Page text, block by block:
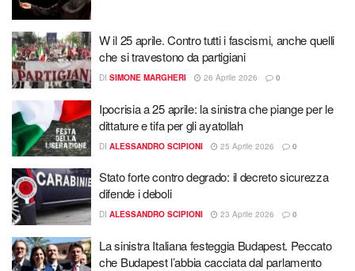
W il 25 aprile. Contro tutti i fascismi, anche quelli
che si travestono da partigiani
DI SIMONE MARGHERI 26 Aprile 2026 0
Ipocrisia a 25 aprile: la sinistra che piange per le
dittature e tifa per gli ayatollah
DI ALESSANDRO SCIPIONI 25 Aprile 2026 0
Stato forte contro degrado: il decreto sicurezza
difende i deboli
DI ALESSANDRO SCIPIONI 23 Aprile 2026 0
La sinistra Italiana festeggia Budapest. Peccato
che Budapest l’abbia cacciata dal parlamento